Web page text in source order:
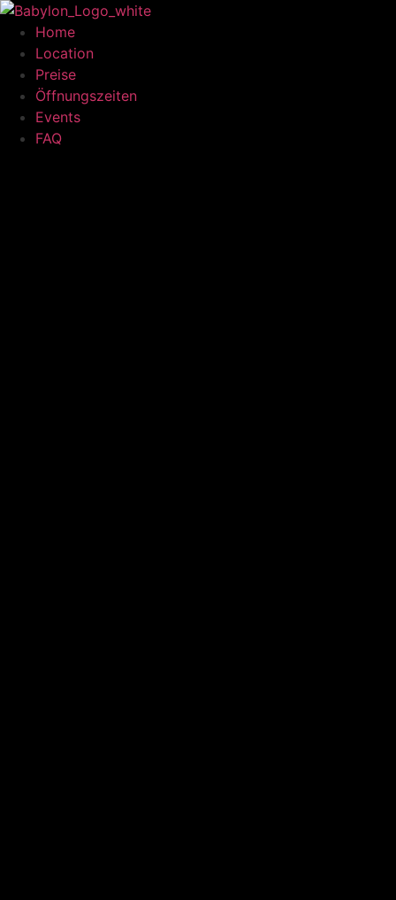
Home
Location
Preise
Öffnungszeiten
Events
FAQ